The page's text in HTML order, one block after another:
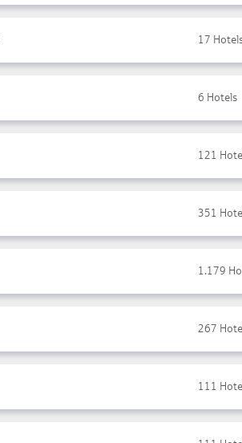
17
6 Hotels
121
351
1.179
267
111